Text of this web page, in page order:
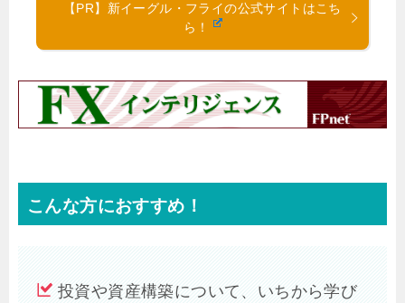
【PR】新イーグル・フライの公式サイトはこち
ら！
こんな方におすすめ！
投資や資産構築について、いちから学び